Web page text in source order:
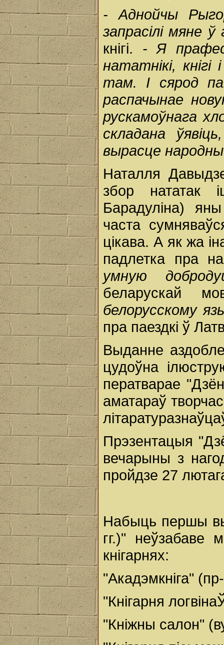
- Аднойчы
запрасілі мяне
кнігі. - Я
нататнікі, кнігі
там. І сярод
распачынае
рускамоўнага
складана
вырасце
Наталля
збор нататак
Барадуліна)
часта
цікава. А як жа
падлетка пра
умную
беларускай
белорусскому
пра паездкі ў
Выданне
цудоўна
ператварае
аматараў
Прэзентацыя
вечарыны з
пройдзе 27
Набыць першы
гг.)" неўзабаве
кнігарнях:
"Акадэмкніга"
"Кнігарня
"Кніжны салон"